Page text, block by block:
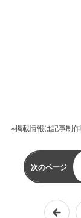
※掲載情報は記事制
次のページ